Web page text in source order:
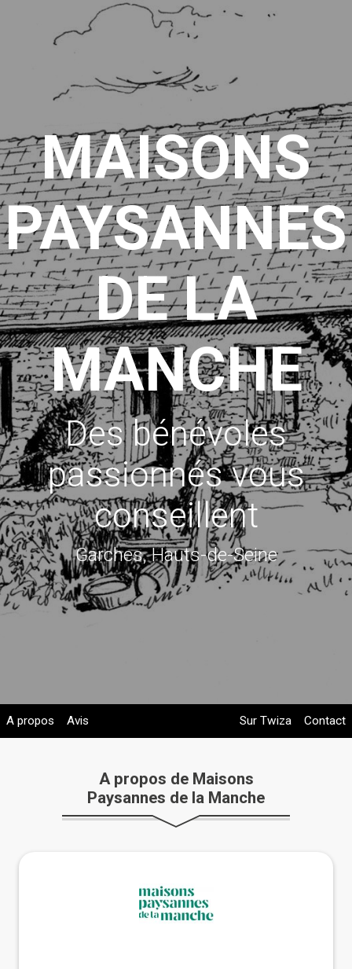
MAISONS
PAYSANNES
DE LA
MANCHE
Des bénévoles
passionnés vous
conseillent
Garches, Hauts-de-Seine
A propos Avis Sur Twiza Contact
A propos de Maisons
Paysannes de la Manche